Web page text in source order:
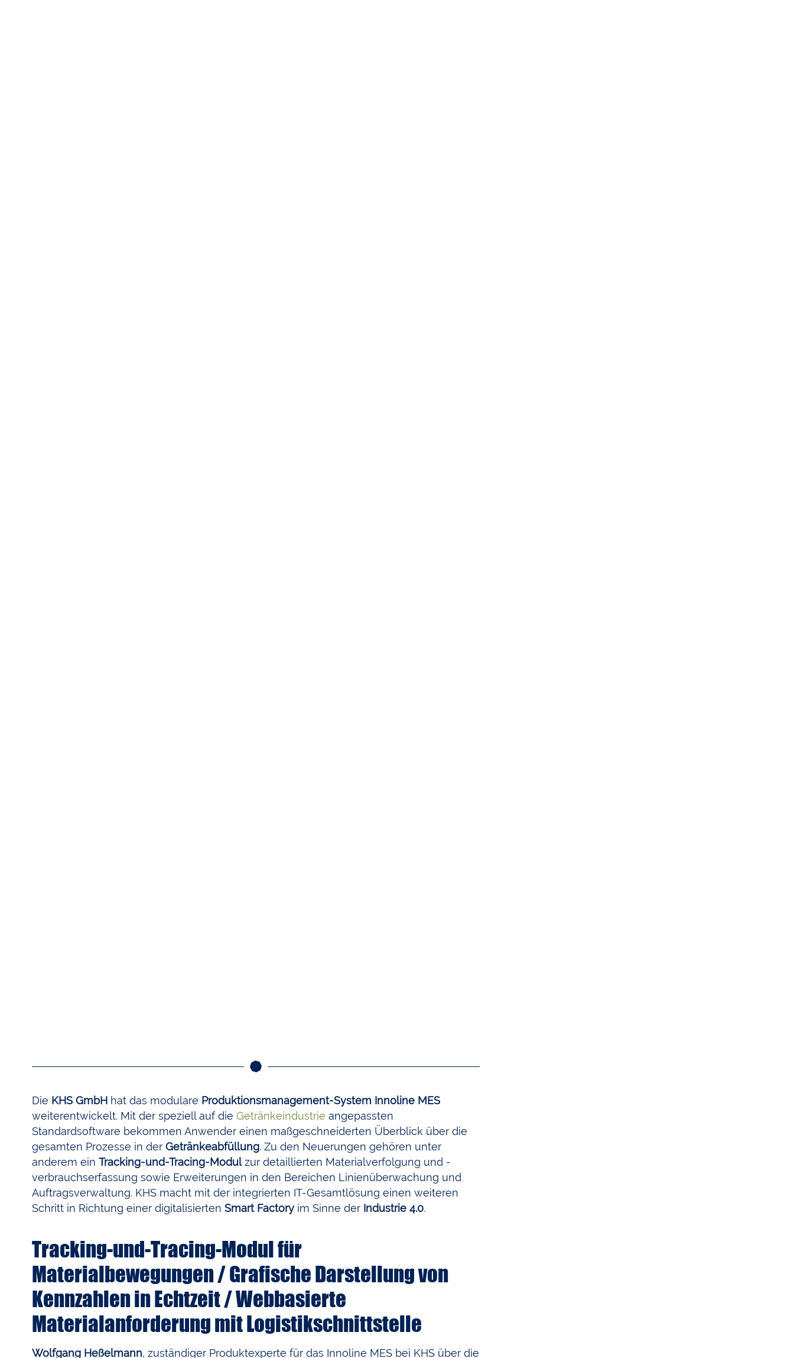
Die KHS GmbHhat das modulare Produktionsmanagement-System Innoline MES
weiterentwickelt. Mit der speziell auf die Getränkeindustrie angepassten
Standardsoftware bekommen Anwender einen maßgeschneiderten Überblick über die
gesamten Prozesse in der Getränkeabfüllung. Zu den Neuerungen gehören unter
anderem ein Tracking-und-Tracing-Modulzur detaillierten Materialverfolgung und -
verbrauchserfassung sowie Erweiterungen in den Bereichen Linienüberwachung und
Auftragsverwaltung. KHS macht mit der integrierten IT-Gesamtlösung einen weiteren
Schritt in Richtung einer digitalisierten Smart Factoryim Sinne der Industrie 4.0.
Tracking-und-Tracing-Modul für
Materialbewegungen / Grafische Darstellung von
Kennzahlen in Echtzeit / Webbasierte
Materialanforderung mit Logistikschnittstelle
Wolfgang Heßelmann, zuständiger Produktexperte für das Innoline MES bei KHS über die